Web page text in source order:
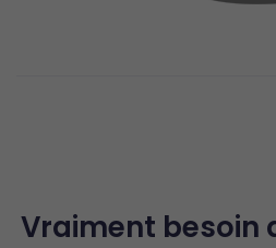
Vraiment besoin